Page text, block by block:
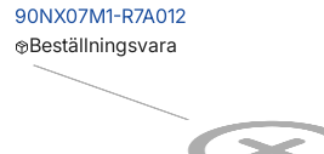
90NX07M1-R7A012
Beställningsvara